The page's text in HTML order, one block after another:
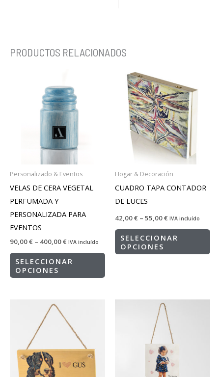
PRODUCTOS RELACIONADOS
Personalizado & Eventos
VELAS DE CERA VEGETAL
PERFUMADA Y
PERSONALIZADA PARA
EVENTOS
90,00€ – 400,00€ IVA incluído
SELECCIONAR
OPCIONES
Hogar & Decoración
CUADRO TAPA CONTADOR
DE LUCES
42,00€ – 55,00€ IVA incluído
SELECCIONAR
OPCIONES